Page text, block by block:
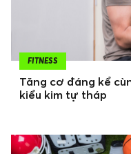
FITNESS
Tăng cơ đáng kể
kiểu kim tự tháp